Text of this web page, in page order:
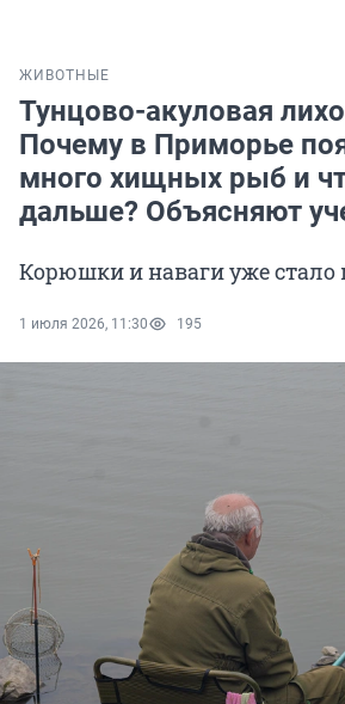
ЖИВОТНЫЕ
Тунцово-акуловая
Почему в Приморье
много хищных рыб и
дальше? Объясняют
Корюшки и наваги уже
1 июля 2026, 11:30 195